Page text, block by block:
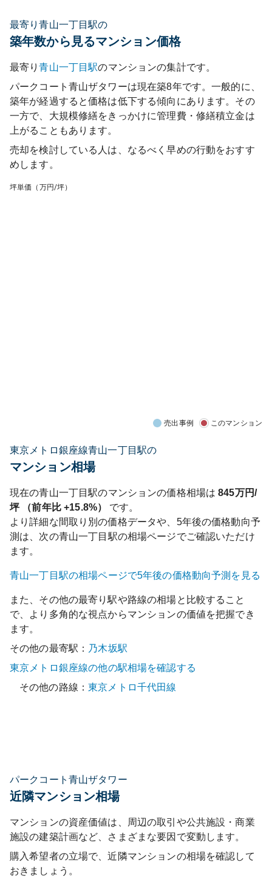
最寄り青山一丁目駅の
築年数から見るマンション価格
最寄り青山一丁目駅のマンションの集計です。
パークコート青山ザタワーは現在築8年です。一般的に、
築年が経過すると価格は低下する傾向にあります。その
一方で、大規模修繕をきっかけに管理費・修繕積立金は
上がることもあります。
売却を検討している人は、なるべく早めの行動をおすす
めします。
坪単価（万円/坪）
売出事例 このマンション
東京メトロ銀座線青山一丁目駅の
マンション相場
現在の青山一丁目駅のマンションの価格相場は 845万円/
坪 （前年比+15.8%）
です。
より詳細な間取り別の価格データや、5年後の価格動向予
測は、次の青山一丁目 駅の相場ページでご確認いただけ
ます。
青山一丁目 駅の相場ページで5年後の価格動向予測を見る
また、その他の最寄り駅や路線の相場と比較すること
で、より多角的な視点からマンションの価値を把握でき
ます。
その他の最寄駅： 乃木坂駅
東京メトロ銀座線の他の駅相場を確認する
その他の路線：東京メトロ千代田線
パークコート青山ザタワー
近隣マンション相場
マンションの資産価値は、周辺の取引や公共施設・商業
施設の建築計画など、さまざまな要因で変動します。
購入希望者の立場で、近隣マンションの相場を確認して
おきましょう。